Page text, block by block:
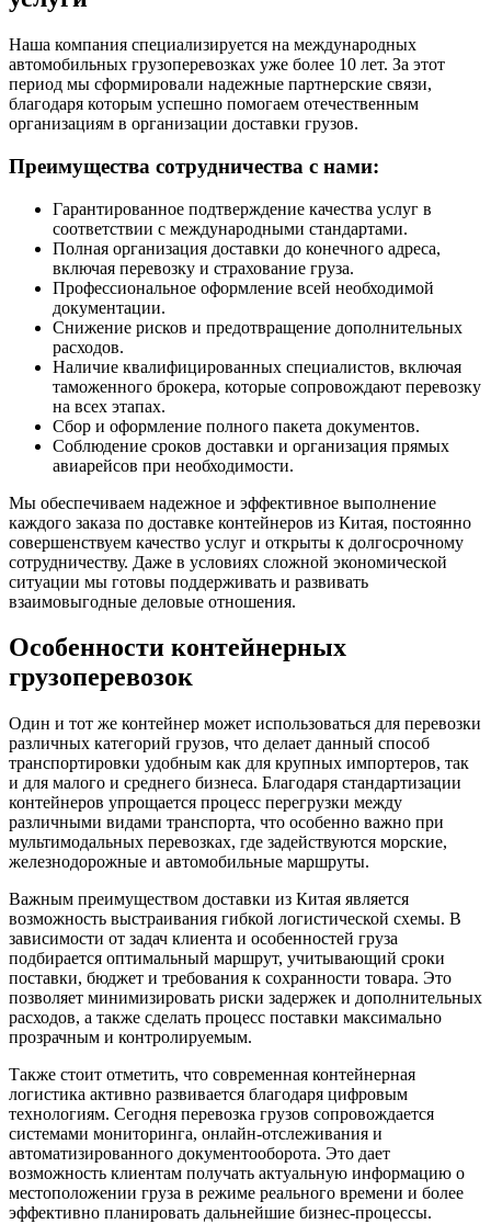
Наша компания специализируется на международных
автомобильных грузоперевозках уже более 10 лет. За этот
период мы сформировали надежные партнерские связи,
благодаря которым успешно помогаем отечественным
организациям в организации доставки грузов.
Преимущества сотрудничества с нами:
Гарантированное подтверждение качества услуг в
соответствии с международными стандартами.
Полная организация доставки до конечного адреса,
включая перевозку и страхование груза.
Профессиональное оформление всей необходимой
документации.
Снижение рисков и предотвращение дополнительных
расходов.
Наличие квалифицированных специалистов, включая
таможенного брокера, которые сопровождают перевозку
на всех этапах.
Сбор и оформление полного пакета документов.
Соблюдение сроков доставки и организация прямых
авиарейсов при необходимости.
Мы обеспечиваем надежное и эффективное выполнение
каждого заказа по доставке контейнеров из Китая, постоянно
совершенствуем качество услуг и открыты к долгосрочному
сотрудничеству. Даже в условиях сложной экономической
ситуации мы готовы поддерживать и развивать
взаимовыгодные деловые отношения.
Особенности контейнерных
грузоперевозок
Один и тот же контейнер может использоваться для перевозки
различных категорий грузов, что делает данный способ
транспортировки удобным как для крупных импортеров, так
и для малого и среднего бизнеса. Благодаря стандартизации
контейнеров упрощается процесс перегрузки между
различными видами транспорта, что особенно важно при
мультимодальных перевозках, где задействуются морские,
железнодорожные и автомобильные маршруты.
Важным преимуществом доставки из Китая является
возможность выстраивания гибкой логистической схемы. В
зависимости от задач клиента и особенностей груза
подбирается оптимальный маршрут, учитывающий сроки
поставки, бюджет и требования к сохранности товара. Это
позволяет минимизировать риски задержек и дополнительных
расходов, а также сделать процесс поставки максимально
прозрачным и контролируемым.
Также стоит отметить, что современная контейнерная
логистика активно развивается благодаря цифровым
технологиям. Сегодня перевозка грузов сопровождается
системами мониторинга, онлайн-отслеживания и
автоматизированного документооборота. Это дает
возможность клиентам получать актуальную информацию о
местоположении груза в режиме реального времени и более
эффективно планировать дальнейшие бизнес-процессы.